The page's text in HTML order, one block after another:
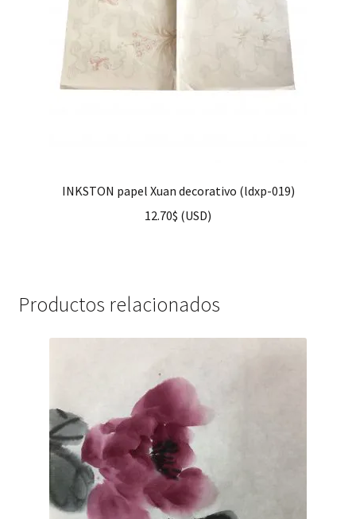
INKSTON papel Xuan decorativo (ldxp-019)
12.70$ (USD)
Productos relacionados